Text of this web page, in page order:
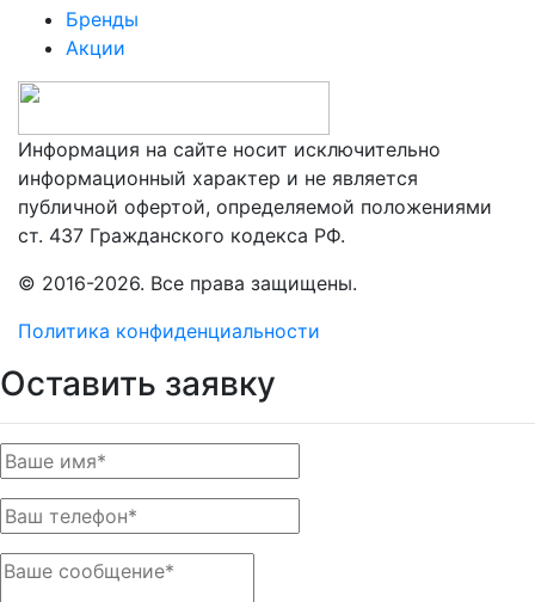
Информация на сайте носит исключительно
информационный характер и не является
публичной офертой, определяемой положениями
ст. 437 Гражданского кодекса РФ.
Бренды
Акции
© 2016-2026. Все права защищены.
Политика конфиденциальности
Оставить заявку